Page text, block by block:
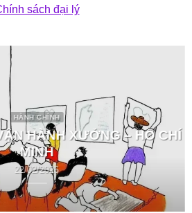
sách đại lý
HÀNH CHÍNH
HÀNH XƯỞNG – HỒ CHÍ
MINH
22/02/2026